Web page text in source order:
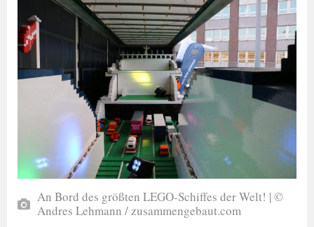
An Bord des größten LEGO-Schiffes der Welt! | ©
Andres Lehmann / zusammengebaut.com